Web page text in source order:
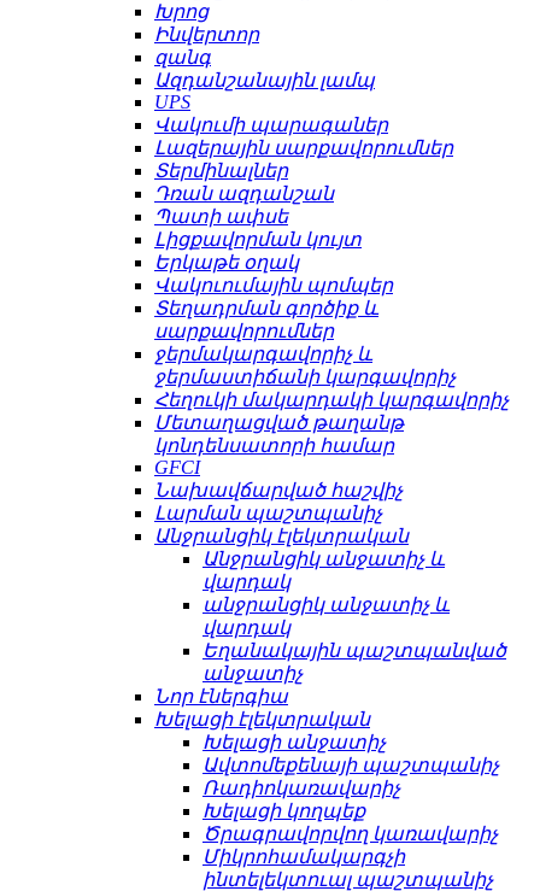
Խրոց
Ինվերտոր
զանգ
Ազդանշանային լամպ
UPS
Վակումի պարագաներ
Լազերային սարքավորումներ
Տերմինալներ
Դռան ազդանշան
Պատի ափսե
Լիցքավորման կույտ
Երկաթե օղակ
Վակուումային պոմպեր
Տեղադրման գործիք և
սարքավորումներ
ջերմակարգավորիչ և
ջերմաստիճանի կարգավորիչ
Հեղուկի մակարդակի կարգավորիչ
Մետաղացված թաղանթ
կոնդենսատորի համար
GFCI
Նախավճարված հաշվիչ
Լարման պաշտպանիչ
Անջրանցիկ էլեկտրական
Անջրանցիկ անջատիչ և
վարդակ
անջրանցիկ անջատիչ և
վարդակ
Եղանակային պաշտպանված
անջատիչ
Նոր էներգիա
Խելացի էլեկտրական
Խելացի անջատիչ
Ավտոմեքենայի պաշտպանիչ
Ռադիոկառավարիչ
Խելացի կողպեք
Ծրագրավորվող կառավարիչ
Միկրոհամակարգչի
ինտելեկտուալ պաշտպանիչ